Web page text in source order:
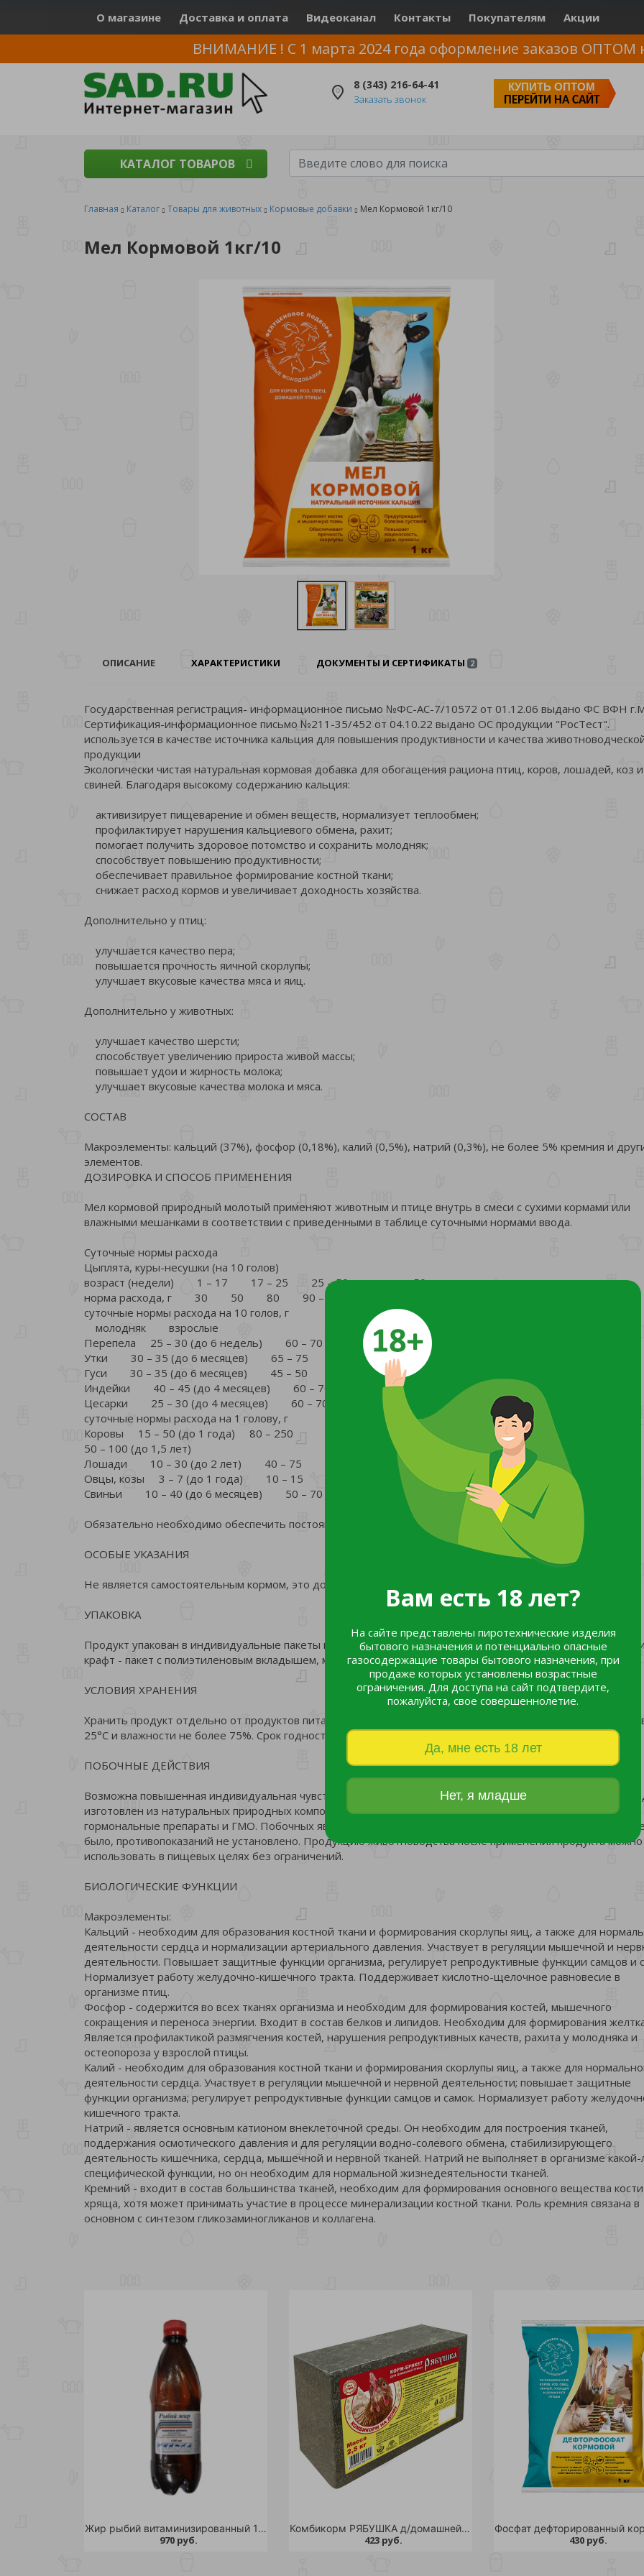
Вам есть 18 лет?
На сайте представлены пиротехнические изделия
бытового назначения и потенциально опасные
газосодержащие товары бытового назначения, при
продаже которых установлены возрастные
ограничения. Для доступа на сайт подтвердите,
пожалуйста, свое совершеннолетие.
Да, мне есть 18 лет
Нет, я младше
О магазине Доставка и оплата Видеоканал Контакты Покупателям Акции
ВНИМАНИЕ ! С 1 марта 2024 года оформление заказов ОПТОМ
8 (343) 216-64-41
Заказать звонок
КУПИТЬ ОПТОМ
ПЕРЕЙТИ НА САЙТ
КАТАЛОГ ТОВАРОВ
Главная Каталог Товары для животных Кормовые добавки Мел Кормовой 1кг/10
Мел Кормовой 1кг/10
ОПИСАНИЕ ХАРАКТЕРИСТИКИ ДОКУМЕНТЫ И СЕРТИФИКАТЫ 2
Государственная регистрация- информационное письмо №ФС-АС-7/10572 от 01.12.06 выдано ФС ВФН
Сертификация-информационное письмо №211-35/452 от 04.10.22 выдано ОС продукции "РосТест".
используется в качестве источника кальция для повышения продуктивности и качества
продукции
Экологически чистая натуральная кормовая добавка для обогащения рациона птиц, коров, лошадей, коз
свиней. Благодаря высокому содержанию кальция:
активизирует пищеварение и обмен веществ, нормализует теплообмен;
профилактирует нарушения кальциевого обмена, рахит;
помогает получить здоровое потомство и сохранить молодняк;
способствует повышению продуктивности;
обеспечивает правильное формирование костной ткани;
снижает расход кормов и увеличивает доходность хозяйства.
Дополнительно у птиц:
улучшается качество пера;
повышается прочность яичной скорлупы;
улучшает вкусовые качества мяса и яиц.
Дополнительно у животных:
улучшает качество шерсти;
способствует увеличению прироста живой массы;
повышает удои и жирность молока;
улучшает вкусовые качества молока и мяса.
СОСТАВ
Макроэлементы: кальций (37%), фосфор (0,18%), калий (0,5%), натрий (0,3%), не более 5% кремния и
элементов.
ДОЗИРОВКА И СПОСОБ ПРИМЕНЕНИЯ
Мел кормовой природный молотый применяют животным и птице внутрь в смеси с сухими кормами или
влажными мешанками в соответствии с приведенными в таблице суточными нормами ввода.
Суточные нормы расхода
Цыплята, куры-несушки (на 10 голов)
возраст (недели) 1 – 17 17 – 25 25 – 50 старше 50
норма расхода, г 30 50 80 90 – 100
суточные нормы расхода на 10 голов, г
молодняк взрослые
Перепела 25 – 30 (до 6 недель) 60 – 70
Утки 30 – 35 (до 6 месяцев) 65 – 75
Гуси 30 – 35 (до 6 месяцев) 45 – 50
Индейки 40 – 45 (до 4 месяцев) 60 – 70
Цесарки 25 – 30 (до 4 месяцев) 60 – 70
суточные нормы расхода на 1 голову, г
Коровы 15 – 50 (до 1 года) 80 – 250
50 – 100 (до 1,5 лет)
Лошади 10 – 30 (до 2 лет) 40 – 75
Овцы, козы 3 – 7 (до 1 года) 10 – 15
Свиньи 10 – 40 (до 6 месяцев) 50 – 70
Обязательно необходимо обеспечить постоянный доступ животных и птиц к воде.
ОСОБЫЕ УКАЗАНИЯ
Не является самостоятельным кормом, это добавка к основному рациону.
УПАКОВКА
Продукт упакован в индивидуальные пакеты из полимерной пленки, масса 1кг (в одной коробке 10 штук)
крафт - пакет с полиэтиленовым вкладышем, масса 25кг .
УСЛОВИЯ ХРАНЕНИЯ
Хранить продукт отдельно от продуктов питания в сухом и прохладном помещении, при температуре
25°С и влажности не более 75%. Срок годности – не ограничен.
ПОБОЧНЫЕ ДЕЙСТВИЯ
Возможна повышенная индивидуальная чувствительность к компонентам кормовой добавки. Данный
изготовлен из натуральных природных компонентов. Не содержит антибиотики, стимуляторы роста,
гормональные препараты и ГМО. Побочных явлений и осложнений при применении продукта выявлено
было, противопоказаний не установлено. Продукцию животноводства после применения продукта можно
использовать в пищевых целях без ограничений.
БИОЛОГИЧЕСКИЕ ФУНКЦИИ
Макроэлементы:
Кальций - необходим для образования костной ткани и формирования скорлупы яиц, а также для
деятельности сердца и нормализации артериального давления. Участвует в регуляции мышечной и
деятельности. Повышает защитные функции организма, регулирует репродуктивные функции самцов и
Нормализует работу желудочно-кишечного тракта. Поддерживает кислотно-щелочное равновесие в
организме птиц.
Фосфор - содержится во всех тканях организма и необходим для формирования костей, мышечного
сокращения и переноса энергии. Входит в состав белков и липидов. Необходим для формирования
Является профилактикой размягчения костей, нарушения репродуктивных качеств, рахита у молодняка и
остеопороза у взрослой птицы.
Калий - необходим для образования костной ткани и формирования скорлупы яиц, а также для
деятельности сердца. Участвует в регуляции мышечной и нервной деятельности; повышает защитные
функции организма; регулирует репродуктивные функции самцов и самок. Нормализует работу
кишечного тракта.
Натрий - является основным катионом внеклеточной среды. Он необходим для построения тканей,
поддержания осмотического давления и для регуляции водно-солевого обмена, стабилизирующего
деятельность кишечника, сердца, мышечной и нервной тканей. Натрий не выполняет в организме
специфической функции, но он необходим для нормальной жизнедеятельности тканей.
Кремний - входит в состав большинства тканей, необходим для формирования основного вещества
хряща, хотя может принимать участие в процессе минерализации костной ткани. Роль кремния связана в
основном с синтезом гликозаминогликанов и коллагена.
Жир рыбий витаминизированный 1000мл/14
970 руб.
Комбикорм РЯБУШКА д/домашней птицы брикет 2,5кг/4
423 руб. 430 руб.